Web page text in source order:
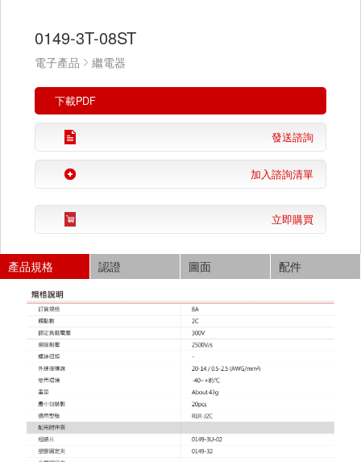
0149-3T-08ST
電子產品 繼電器
下載PDF
發送諮詢
加入諮詢清單
立即購買
產品規格 認證 圖面 配件